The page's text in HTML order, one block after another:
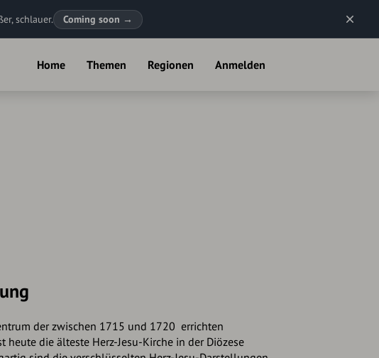
schlauer. Coming soon →
Home Themen Regionen Anmelden
der zwischen 1715 und 1720 errichten
heute die älteste Herz-Jesu-Kirche in der Diözese